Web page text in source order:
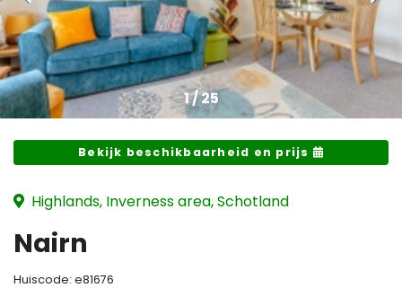
1/25
Bekijk beschikbaarheid en prijs
Highlands, Inverness area, Schotland
Nairn
Huiscode: e81676